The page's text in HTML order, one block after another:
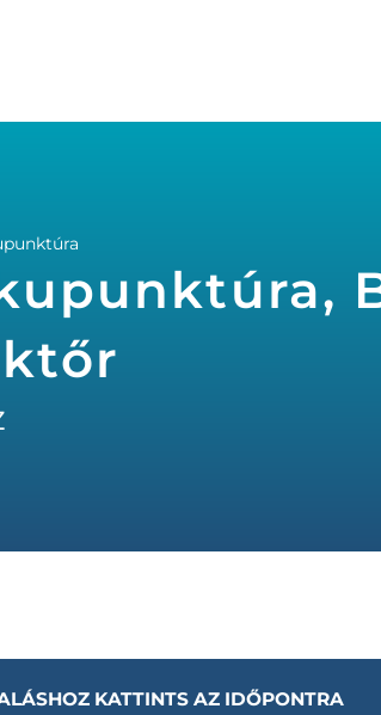
KATTINTS AZ IDŐPONTRA